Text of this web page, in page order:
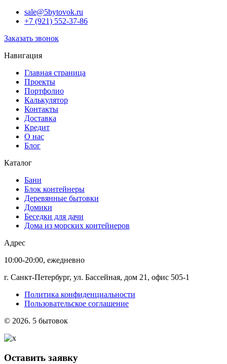
sale@5bytovok.ru
+7 (921) 552-37-86
Заказать звонок
Навигация
Главная страница
Проекты
Портфолио
Калькулятор
Контакты
Доставка
Кредит
О нас
Блог
Каталог
Бани
Блок контейнеры
Деревянные бытовки
Домики
Беседки для дачи
Дома из морских контейнеров
Адрес
10:00-20:00, ежедневно
г. Санкт-Петербург, ул. Бассейная, дом 21, офис 505-1
Политика конфиденциальности
Пользовательское соглашение
© 2026. 5 бытовок
Оставить заявку